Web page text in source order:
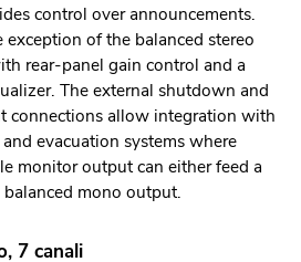
control over announcements.
of the balanced stereo
rear-panel gain control and a
The external shutdown and
connections allow integration with
evacuation systems where
monitor output can either feed a
mono output.
7 canali